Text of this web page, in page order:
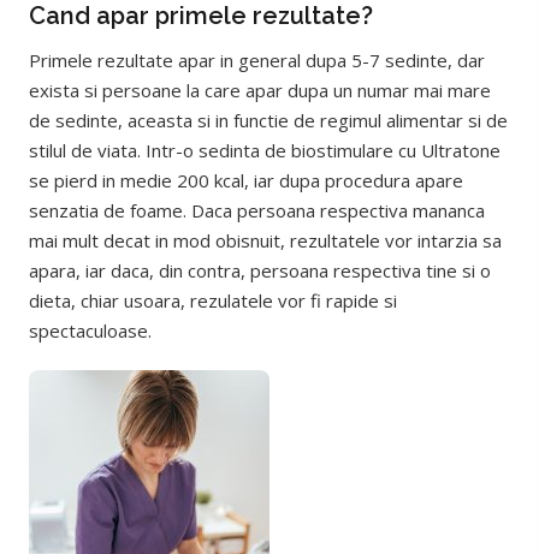
Cand apar primele rezultate?
Primele rezultate apar in general dupa 5-7 sedinte, dar
exista si persoane la care apar dupa un numar mai mare
de sedinte, aceasta si in functie de regimul alimentar si de
stilul de viata. Intr-o sedinta de biostimulare cu Ultratone
se pierd in medie 200 kcal, iar dupa procedura apare
senzatia de foame. Daca persoana respectiva mananca
mai mult decat in mod obisnuit, rezultatele vor intarzia sa
apara, iar daca, din contra, persoana respectiva tine si o
dieta, chiar usoara, rezulatele vor fi rapide si
spectaculoase.